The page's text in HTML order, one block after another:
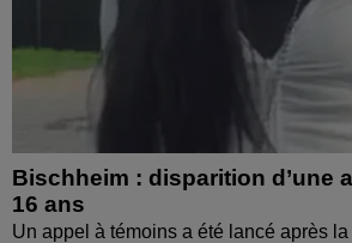
Bischheim : disparition d’une
16 ans
Un appel à témoins a été lancé après la